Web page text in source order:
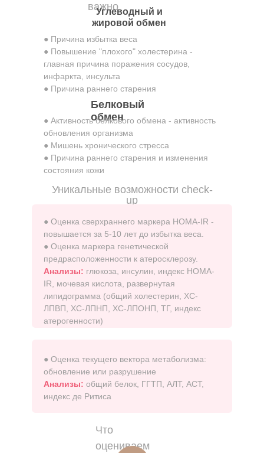
важно
Уникальные возможности check-
up
Углеводный и
жировой обмен
● Причина избытка веса
● Повышение "плохого" холестерина -
главная причина поражения сосудов,
инфаркта, инсульта
● Причина раннего старения
● Оценка сверхраннего маркера HOMA-IR -
повышается за 5-10 лет до избытка веса.
● Оценка маркера генетической
предрасположенности к атеросклерозу.
Анализы: глюкоза, инсулин, индекс HOMA-
IR, мочевая кислота, развернутая
липидограмма (общий холестерин, ХС-
ЛПВП, ХС-ЛПНП, ХС-ЛПОНП, ТГ, индекс
атерогенности)
Белковый
обмен
● Оценка текущего вектора метаболизма:
обновление или разрушение
Анализы: общий белок, ГГТП, АЛТ, АСТ,
индекс де Ритиса
Что
оцениваем
● Активность белкового обмена - активность
обновления организма
● Мишень хронического стресса
● Причина раннего старения и изменения
состояния кожи